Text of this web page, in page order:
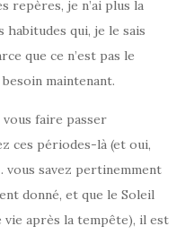
repères, je n’ai plus la
qui, je le sais
que ce n’est pas le
besoin maintenant.
vous faire passer
ces périodes-là (et oui,
savez pertinemment
donné, et que le Soleil
après la tempête), il est